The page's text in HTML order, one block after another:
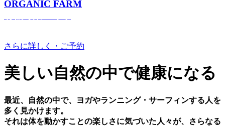
ORGANIC FARM
さらに詳しく・ご予約
美しい⾃然の中で健康になる
最近、⾃然の中で、ヨガやランニング・サーフィンする⼈を
多く⾒かけます。
それは体を動かすことの楽しさに気づいた⼈々が、さらなる